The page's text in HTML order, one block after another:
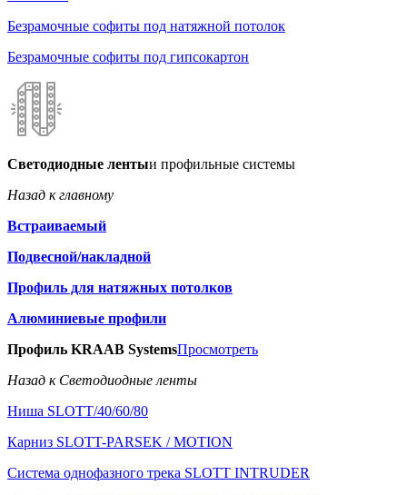
Безрамочные софиты под натяжной потолок
Безрамочные софиты под гипсокартон
Светодиодные лентыи профильные системы
Назад к главному
Встраиваемый
Подвесной/накладной
Профиль для натяжных потолков
Алюминиевые профили
Профиль KRAAB SystemsПросмотреть
Назад к Светодиодные ленты
Ниша SLOTT/40/60/80
Карниз SLOTT-PARSEK / MOTION
Система однофазного трека SLOTT INTRUDER